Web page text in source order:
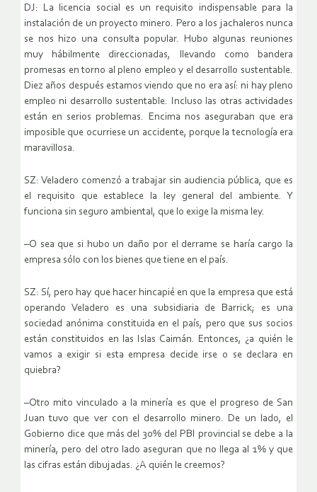
DJ: La licencia social es un requisito indispensable para la
instalación de un proyecto minero. Pero a los jachaleros nunca
se nos hizo una consulta popular. Hubo algunas reuniones
muy hábilmente direccionadas, llevando como bandera
promesas en torno al pleno empleo y el desarrollo sustentable.
Diez años después estamos viendo que no era así: ni hay pleno
empleo ni desarrollo sustentable. Incluso las otras actividades
están en serios problemas. Encima nos aseguraban que era
imposible que ocurriese un accidente, porque la tecnología era
maravillosa.
SZ: Veladero comenzó a trabajar sin audiencia pública, que es
el requisito que establece la ley general del ambiente. Y
funciona sin seguro ambiental, que lo exige la misma ley.
–O sea que si hubo un daño por el derrame se haría cargo la
empresa sólo con los bienes que tiene en el país.
SZ: Sí, pero hay que hacer hincapié en que la empresa que está
operando Veladero es una subsidiaria de Barrick; es una
sociedad anónima constituida en el país, pero que sus socios
están constituidos en las Islas Caimán. Entonces, ¿a quién le
vamos a exigir si esta empresa decide irse o se declara en
quiebra?
–Otro mito vinculado a la minería es que el progreso de San
Juan tuvo que ver con el desarrollo minero. De un lado, el
Gobierno dice que más del 30% del PBI provincial se debe a la
minería, pero del otro lado aseguran que no llega al 1% y que
las cifras están dibujadas. ¿A quién le creemos?